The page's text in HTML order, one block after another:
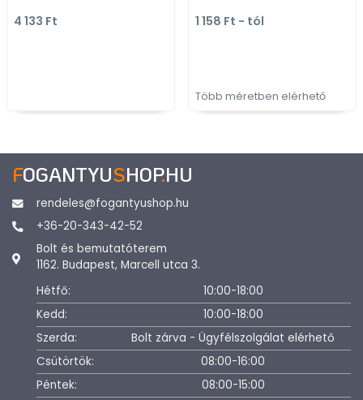
vintage, antik fém
4 133 Ft
színes fém
1 158 Ft - tól
Több méretben elérhető
FOGANTYUSHOP.HU
rendeles@fogantyushop.hu
+36-20-343-42-52
Bolt és bemutatóterem
1162. Budapest, Marcell utca 3.
Hétfő:
10:00-18:00
Kedd:
10:00-18:00
Szerda:
Bolt zárva - Ügyfélszolgálat elérhető
Csütörtök:
08:00-16:00
Péntek:
08:00-15:00